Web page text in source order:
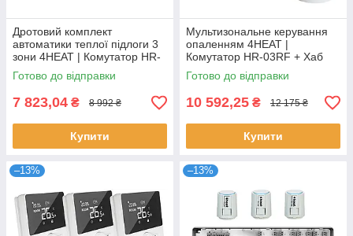
Дротовий комплект
автоматики теплої підлоги 3
зони 4HEAT | Комутатор HR-
03C + Терморегулятор HT-02
(3 шт)
Готово до відправки
7 823,04 ₴ 8 992 ₴
Купити
Мультизональне керування
опаленням 4HEAT |
Комутатор HR-03RF + Хаб
EGW01 + Сервопривод ATR
(6 шт.)
Готово до відправки
10 592,25 ₴ 12 175 ₴
Купити
–13% –13%